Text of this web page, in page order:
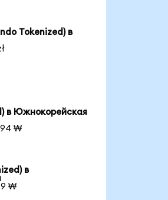
Tokenized) в
в Южнокорейская
₩
в
₩